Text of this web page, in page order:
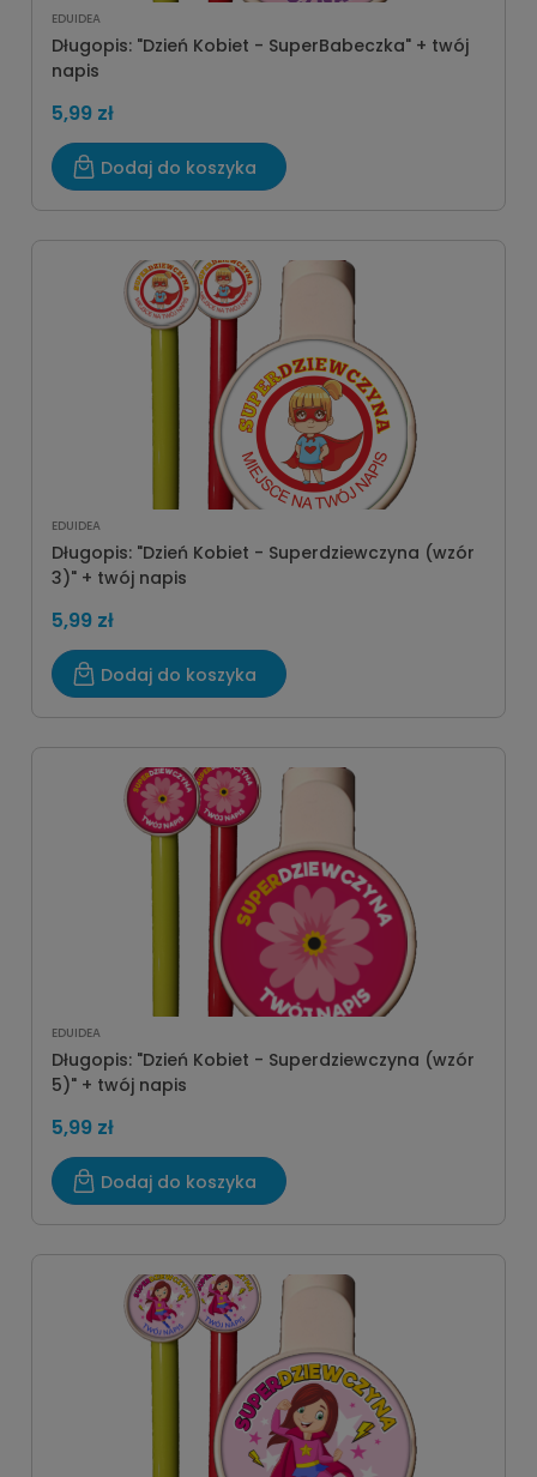
EDUIDEA
Długopis: "Dzień Kobiet - SuperBabeczka" + twój
napis
5,99 zł
Dodaj do koszyka
EDUIDEA
Długopis: "Dzień Kobiet - Superdziewczyna (wzór
3)" + twój napis
5,99 zł
Dodaj do koszyka
EDUIDEA
Długopis: "Dzień Kobiet - Superdziewczyna (wzór
5)" + twój napis
5,99 zł
Dodaj do koszyka